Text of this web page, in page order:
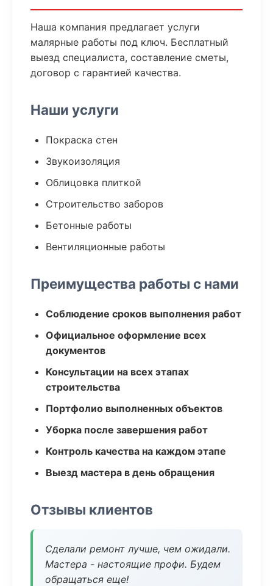
Наша компания предлагает услуги
малярные работы под ключ. Бесплатный
выезд специалиста, составление сметы,
договор с гарантией качества.
Наши услуги
Покраска стен
Звукоизоляция
Облицовка плиткой
Строительство заборов
Бетонные работы
Вентиляционные работы
Преимущества работы с нами
Соблюдение сроков выполнения работ
Официальное оформление всех
документов
Консультации на всех этапах
строительства
Портфолио выполненных объектов
Уборка после завершения работ
Контроль качества на каждом этапе
Выезд мастера в день обращения
Отзывы клиентов
Сделали ремонт лучше, чем ожидали.
Мастера - настоящие профи. Будем
обращаться еще!